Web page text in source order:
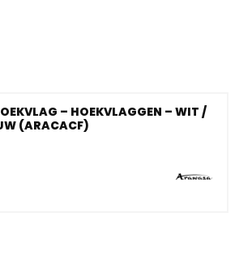
– HOEKVLAGGEN – WIT /
(ARACACF)